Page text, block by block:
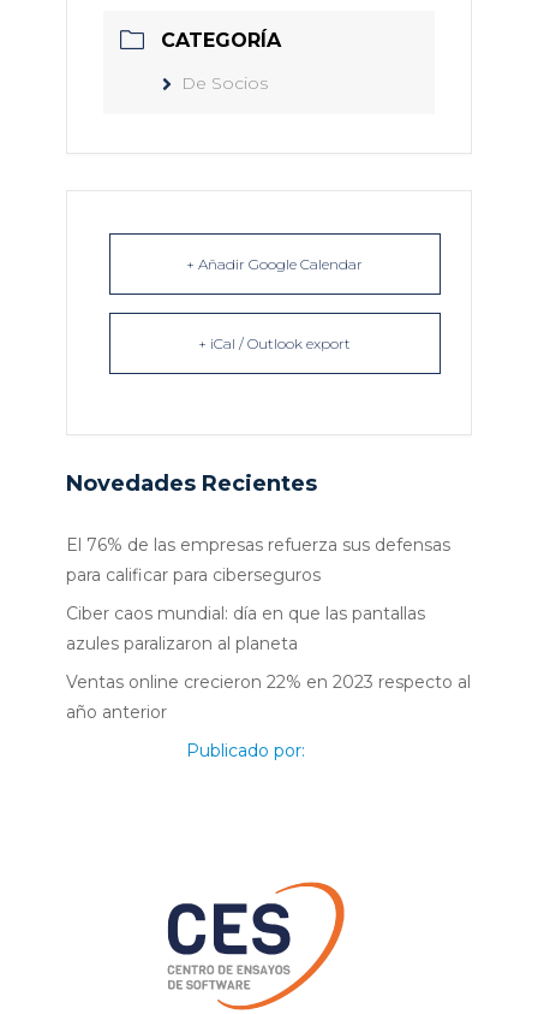
CATEGORÍA
De Socios
+ Añadir Google Calendar
+ iCal / Outlook export
Novedades Recientes
El 76% de las empresas refuerza sus defensas
para calificar para ciberseguros
Ciber caos mundial: día en que las pantallas
azules paralizaron al planeta
Ventas online crecieron 22% en 2023 respecto al
año anterior
Publicado por: